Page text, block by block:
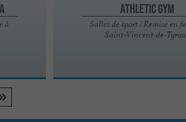
à
Athletic gym
Salles de sport / Remise en
Saint-Vincent-de-